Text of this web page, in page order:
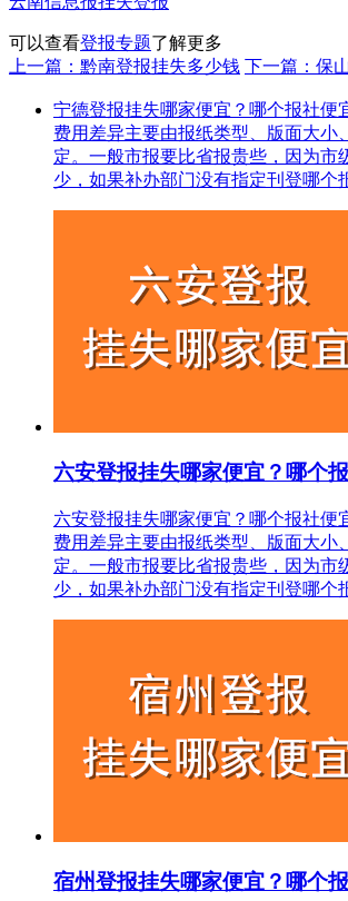
可以查看登报专题了解更多
上一篇：黔南登报挂失多少钱 下一篇：保
宁德登报挂失哪家便宜？哪个报社便
费用差异主要由报纸类型、版面大小
定。一般市报要比省报贵些，因为市
少，如果补办部门没有指定刊登哪个
六安登报挂失哪家便宜？哪个
六安登报挂失哪家便宜？哪个报社便
费用差异主要由报纸类型、版面大小
定。一般市报要比省报贵些，因为市
少，如果补办部门没有指定刊登哪个
宿州登报挂失哪家便宜？哪个